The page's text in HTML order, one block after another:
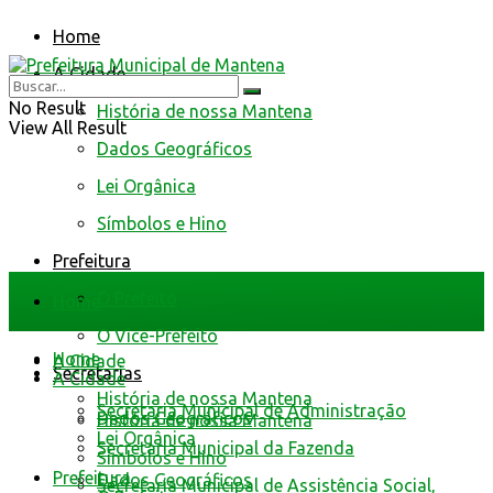
Home
A Cidade
História de nossa Mantena
Dados Geográficos
Lei Orgânica
Símbolos e Hino
Prefeitura
O Vice-Prefeito
Secretarias
Secretaria Municipal de Administração
Secretaria Municipal da Fazenda
Secretaria Municipal de Assistência Social,
No Result
View All Result
Home
A Cidade
História de nossa Mantena
Dados Geográficos
Home
A Cidade
História de nossa Mantena
Dados Geográficos
Lei Orgânica
Símbolos e Hino
Prefeitura